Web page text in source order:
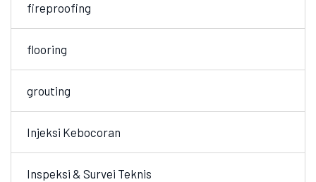
fireproofing
flooring
grouting
Injeksi Kebocoran
Inspeksi & Survei Teknis